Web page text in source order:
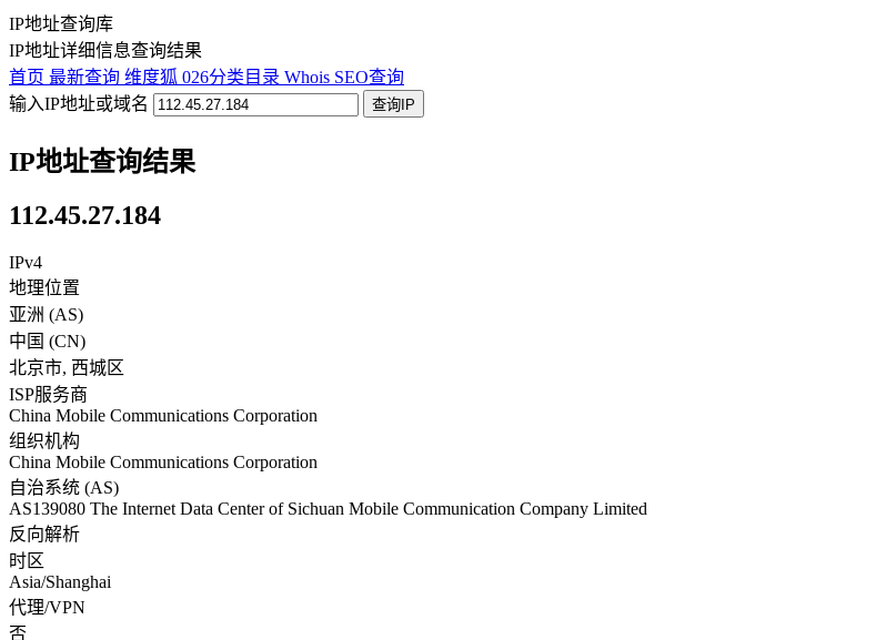
IP地址查询库
IP地址详细信息查询结果
首页 最新查询 维度狐 026分类目录 Whois SEO查询
输入IP地址或域名
查询IP
IP地址查询结果
112.45.27.184
IPv4
地理位置
亚洲 (AS)
中国 (CN)
北京市, 西城区
ISP服务商
China Mobile Communications Corporation
组织机构
China Mobile Communications Corporation
自治系统 (AS)
AS139080 The Internet Data Center of Sichuan Mobile Communication Company Limited
反向解析
时区
Asia/Shanghai
代理/VPN
否